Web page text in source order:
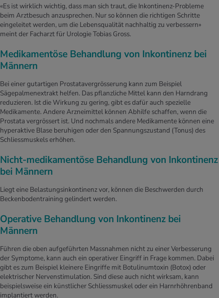
«Es ist wirklich wichtig, dass man sich traut, die Inkontinenz-Probleme
beim Arztbesuch anzusprechen. Nur so können die richtigen Schritte
eingeleitet werden, um die Lebensqualität nachhaltig zu verbessern»
meint der Facharzt für Urologie Tobias Gross.
Medikamentöse Behandlung von Inkontinenz bei
Männern
Bei einer gutartigen Prostatavergrösserung kann zum Beispiel
Sägepalmenextrakt helfen. Das pflanzliche Mittel kann den Harndrang
reduzieren. Ist die Wirkung zu gering, gibt es dafür auch spezielle
Medikamente. Andere Arzneimittel können Abhilfe schaffen, wenn die
Prostata vergrössert ist. Und nochmals andere Medikamente können eine
hyperaktive Blase beruhigen oder den Spannungszustand (Tonus) des
Schliessmuskels erhöhen.
Nicht-medikamentöse Behandlung von Inkontinenz
bei Männern
Liegt eine Belastungsinkontinenz vor, können die Beschwerden durch
Beckenbodentraining gelindert werden.
Operative Behandlung von Inkontinenz bei
Männern
Führen die oben aufgeführten Massnahmen nicht zu einer Verbesserung
der Symptome, kann auch ein operativer Eingriff in Frage kommen. Dabei
gibt es zum Beispiel kleinere Eingriffe mit Botulinumtoxin (Botox) oder
elektrischer Nervenstimulation. Sind diese auch nicht wirksam, kann
beispielsweise ein künstlicher Schliessmuskel oder ein Harnrhöhrenband
implantiert werden.